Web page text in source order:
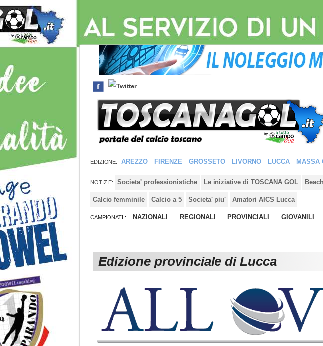
EDIZIONE: AREZZO FIRENZE GROSSETO LIVORNO LUCCA MASSA
NOTIZIE: Societa' professionistiche Le iniziative di TOSCANA GOL
Calcio femminile Calcio a 5 Societa' piu' Amatori AICS Lucca
CAMPIONATI : NAZIONALI REGIONALI PROVINCIALI GIOVANILI
Edizione provinciale di Lucca